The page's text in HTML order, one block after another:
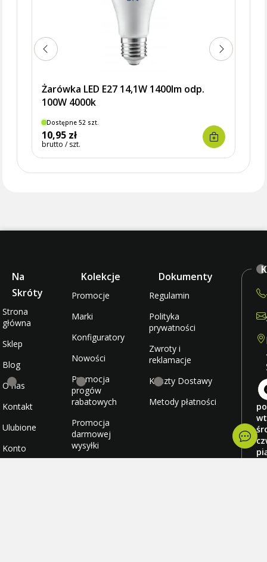
Żarówka LED E27 14,1W 1400lm odp.
100W 4000k
Dostępne 52 szt.
10,95 zł
brutto / szt.
Na
Skróty
Strona
główna
Sklep
Blog
O nas
Kontakt
Ulubione
Konto
Kolekcje
Promocje
Marki
Konfiguratory
Nowości
Promocja
progów
rabatowych
Promocja
darmowej
wysyłki
Dokumenty
Regulamin
Polityka
prywatności
Zwroty i
reklamacje
Koszty Dostawy
Metody płatności